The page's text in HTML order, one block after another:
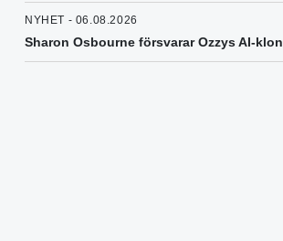
NYHET - 06.08.2026
Sharon Osbourne försvarar Ozzys AI-klon